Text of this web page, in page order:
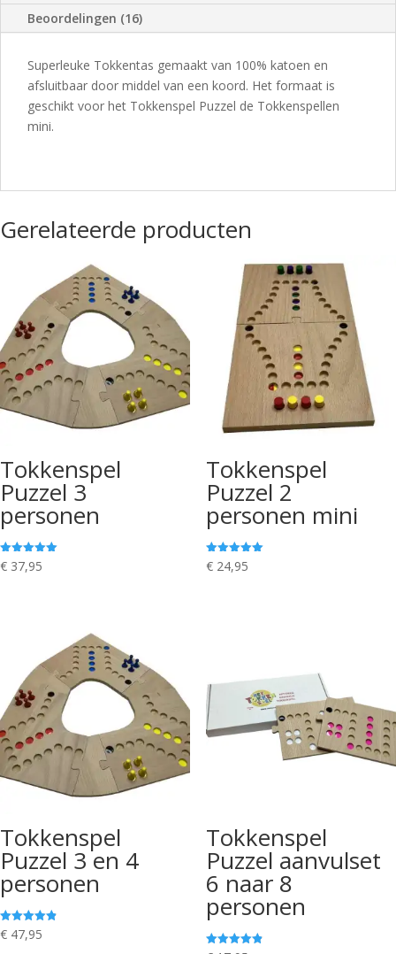
Beoordelingen (16)
Superleuke Tokkentas gemaakt van 100% katoen en
afsluitbaar door middel van een koord. Het formaat is
geschikt voor het Tokkenspel Puzzel de Tokkenspellen
mini.
Gerelateerde producten
Tokkenspel
Puzzel 3
personen
Gewaardeerd
5.00
€ 37,95
Tokkenspel
Puzzel 2
personen mini
Gewaardeerd
5.00
€24,95
Tokkenspel
Puzzel 3 en 4
personen
Gewaardeerd
4.89
€ 47,95
Tokkenspel
Puzzel aanvulset
6 naar 8
personen